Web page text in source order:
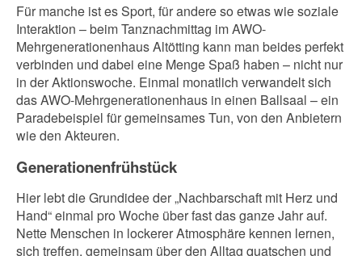
Für manche ist es Sport, für andere so etwas wie soziale
Interaktion – beim Tanznachmittag im AWO-
Mehrgenerationenhaus Altötting kann man beides perfekt
verbinden und dabei eine Menge Spaß haben – nicht nur
in der Aktionswoche. Einmal monatlich verwandelt sich
das AWO-Mehrgenerationenhaus in einen Ballsaal – ein
Paradebeispiel für gemeinsames Tun, von den Anbietern
wie den Akteuren.
Generationenfrühstück
Hier lebt die Grundidee der „Nachbarschaft mit Herz und
Hand“ einmal pro Woche über fast das ganze Jahr auf.
Nette Menschen in lockerer Atmosphäre kennen lernen,
sich treffen, gemeinsam über den Alltag quatschen und